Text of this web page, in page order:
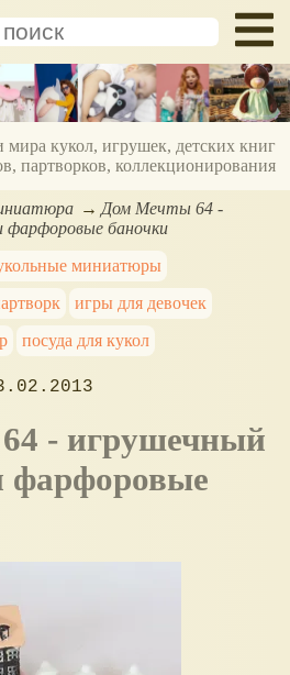
мира кукол, игрушек, детских книг
партворков, коллекционирования
Дом Мечты 64 -
фарфоровые баночки
миниатюры
игры для девочек
посуда для кукол
фарфоровые